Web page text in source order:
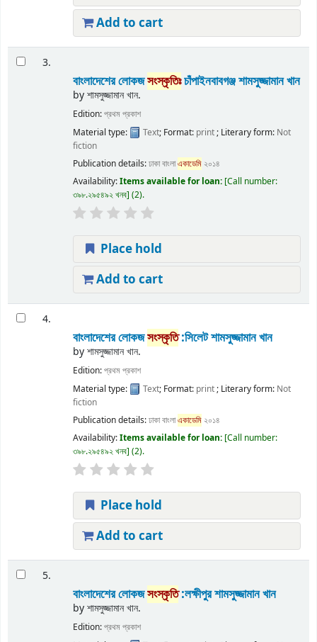
Add to cart
3.
বাংলাদেশের লোকজসংস্কৃতিঃ চাঁপাইনবাবগঞ্জশামসুজ্জামান খান
byশামসুজ্জামান খান.
Edition:প্রথম প্রকাশ
Material type:
Text; Format: print ; Literary form: Not
fiction
Publication details:ঢাকাবাংলাএকাডেমি ২০১৪
Availability:Items available for loan: Call number:
৩৯৮.২৯৫৪৯২ খনব (2).
Place hold
Add to cart
4.
বাংলাদেশের লোকজসংস্কৃতি:সিলেটশামসুজ্জামান খান
byশামসুজ্জামান খান.
Edition:প্রথম প্রকাশ
Material type:
Text; Format: print; Literary form: Not
fiction
Publication details:ঢাকাবাংলাএকাডেমি ২০১৪
Availability:Items available for loan: Call number:
৩৯৮.২৯৫৪৯২ খনব (2).
Place hold
Add to cart
5.
বাংলাদেশের লোকজসংস্কৃতি:লক্ষীপুরশামসুজ্জামান খান
byশামসুজ্জামান খান.
Edition:প্রথম প্রকাশ